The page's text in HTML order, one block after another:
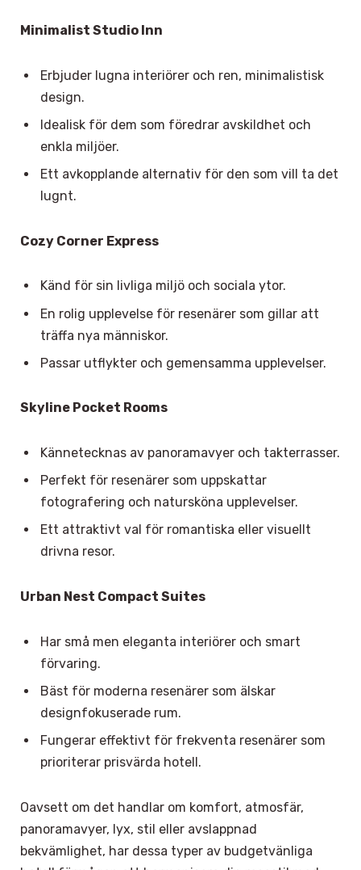
Minimalist Studio Inn
Erbjuder lugna interiörer och ren, minimalistisk
design.
Idealisk för dem som föredrar avskildhet och
enkla miljöer.
Ett avkopplande alternativ för den som vill ta det
lugnt.
Cozy Corner Express
Känd för sin livliga miljö och sociala ytor.
En rolig upplevelse för resenärer som gillar att
träffa nya människor.
Passar utflykter och gemensamma upplevelser.
Skyline Pocket Rooms
Kännetecknas av panoramavyer och takterrasser.
Perfekt för resenärer som uppskattar
fotografering och natursköna upplevelser.
Ett attraktivt val för romantiska eller visuellt
drivna resor.
Urban Nest Compact Suites
Har små men eleganta interiörer och smart
förvaring.
Bäst för moderna resenärer som älskar
designfokuserade rum.
Fungerar effektivt för frekventa resenärer som
prioriterar prisvärda hotell.
Oavsett om det handlar om komfort, atmosfär,
panoramavyer, lyx, stil eller avslappnad
bekvämlighet, har dessa typer av budgetvänliga